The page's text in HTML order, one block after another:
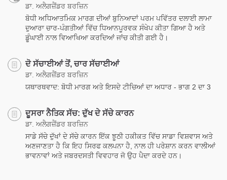
ਡਾ. ਅਲੈਗਜ਼ੈਂਡਰ ਬਰਜ਼ਿਨ
ਬੋਧੀ ਅਧਿਆਤਮਿਕ ਮਾਰਗ ਦੀਆਂ ਬੁਨਿਆਦਾਂ ਪਰਮ ਪਵਿੱਤਰ ਦਲਾਈ ਲਾਮਾ
ਦੁਆਰਾ ਚਾਰ-ਪੰਗਤੀਆਂ ਵਿੱਚ ਧਿਆਨਪੂਰਵਕ ਸੰਖੇਪ ਕੀਤਾ ਗਿਆ ਹੈ ਅਤੇ
ਡੂੰਘਾਈ ਨਾਲ ਵਿਆਖਿਆ ਕਰਦਿਆਂ ਜਾਂਚ ਕੀਤੀ ਗਈ ਹੈ।
ਦੋ ਸੱਚਾਈਆਂ ਤੋਂ, ਚਾਰ ਸੱਚਾਈਆਂ
ਡਾ. ਅਲੈਗਜ਼ੈਂਡਰ ਬਰਜ਼ਿਨ
ਯਥਾਰਥਵਾਦ: ਬੋਧੀ ਮਾਰਗ ਅਤੇ ਇਸਦੇ ਟੀਚਿਆਂ ਦਾ ਅਧਾਰ - ਭਾਗ 2 ਦਾ 3
ਦੂਸਰਾ ਨੈਤਿਕ ਸੱਚ: ਦੁੱਖ ਦੇ ਸੱਚੇ ਕਾਰਨ
ਡਾ. ਅਲੈਗਜ਼ੈਂਡਰ ਬਰਜ਼ਿਨ
ਸਾਡੇ ਸੱਚੇ ਦੁੱਖਾਂ ਦੇ ਸੱਚੇ ਕਾਰਨ ਇੱਕ ਝੂਠੀ ਹਕੀਕਤ ਵਿੱਚ ਸਾਡਾ ਵਿਸ਼ਵਾਸ ਅਤੇ
ਅਣਜਾਣਤਾ ਹੈ ਕਿ ਇਹ ਸਿਰਫ ਕਲਪਨਾ ਹੈ, ਨਾਲ ਹੀ ਪਰੇਸ਼ਾਨ ਕਰਨ ਵਾਲੀਆਂ
ਭਾਵਨਾਵਾਂ ਅਤੇ ਜਬਰਦਸਤੀ ਵਿਵਹਾਰ ਜੋ ਉਹ ਪੈਦਾ ਕਰਦੇ ਹਨ।